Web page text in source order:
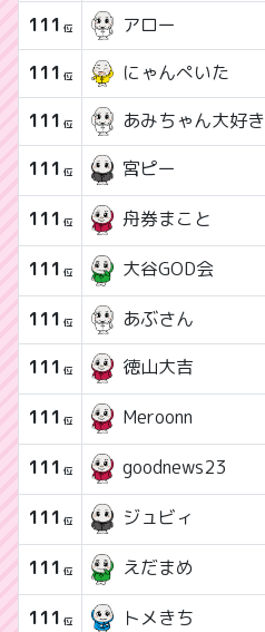
111 位 アロー
111 位 にゃんぺいた
111 位 あみちゃん大好き
111 位 宮ピー
111 位 舟券まこと
111 位 大谷GOD会
111 位 あぶさん
111 位 徳山大吉
111 位 Meroonn
111 位 goodnews23
111 位 ジュビィ
111 位 えだまめ
111 位 トメきち